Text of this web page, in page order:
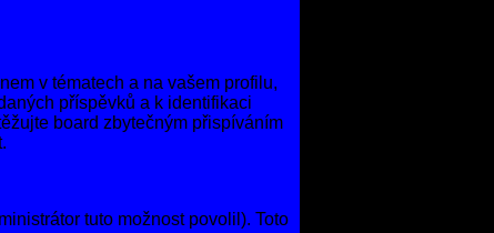
v tématech a na vašem profilu,
příspěvků a k identifikaci
board zbytečným přispíváním
tuto možnost povolil). Toto